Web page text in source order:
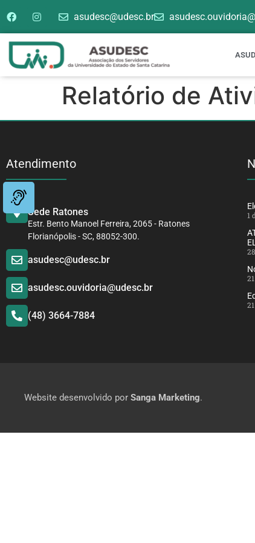
asudesc@udesc.br
Relatório de
Atendimento
Sede Ratones
Estr. Bento Manoel Ferreira, 2065 - Ratones
Florianópolis - SC, 88052-300.
asudesc@udesc.br
asudesc.ouvidoria@udesc.br
(48) 3664-7884
1
Website desenvolvido por Sanga Marketing.